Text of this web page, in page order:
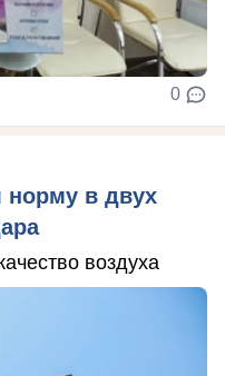
0
норму в двух
воздуха